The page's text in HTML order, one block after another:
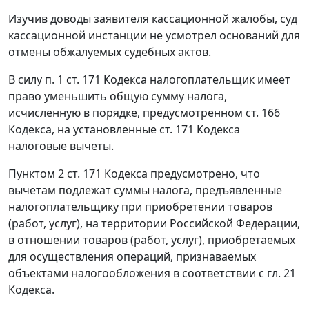
Изучив доводы заявителя кассационной жалобы, суд
кассационной инстанции не усмотрел оснований для
отмены обжалуемых судебных актов.
В силу п. 1 ст. 171 Кодекса налогоплательщик имеет
право уменьшить общую сумму налога,
исчисленную в порядке, предусмотренном ст. 166
Кодекса, на установленные ст. 171 Кодекса
налоговые вычеты.
Пунктом 2 ст. 171 Кодекса предусмотрено, что
вычетам подлежат суммы налога, предъявленные
налогоплательщику при приобретении товаров
(работ, услуг), на территории Российской Федерации,
в отношении товаров (работ, услуг), приобретаемых
для осуществления операций, признаваемых
объектами налогообложения в соответствии с гл. 21
Кодекса.